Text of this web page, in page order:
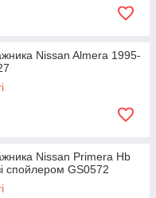
Nissan Almera 1995-
Nissan Primera Hb
спойлером GS0572